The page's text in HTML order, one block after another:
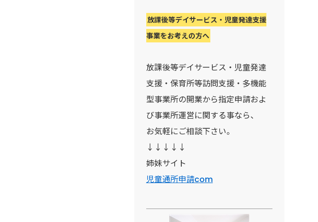
放課後等デイサービス・児童発達支援
事業をお考えの方へ
放課後等デイサービス・児童発達
支援・保育所等訪問支援・多機能
型事業所の開業から指定申請およ
び事業所運営に関する事なら、
お気軽にご相談下さい。
↓↓↓↓↓
姉妹サイト
児童通所申請com